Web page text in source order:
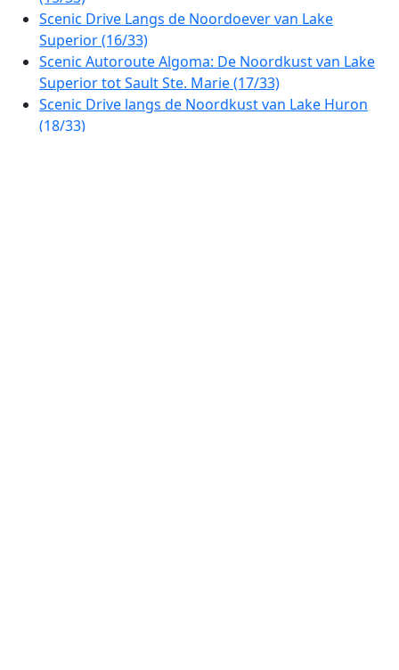
Scenic Drive Langs de Noordoever van Lake
Superior (16/33)
Scenic Autoroute Algoma: De Noordkust van Lake
Superior tot Sault Ste. Marie (17/33)
Scenic Drive langs de Noordkust van Lake Huron
(18/33)